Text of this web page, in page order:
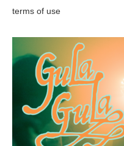
terms of use